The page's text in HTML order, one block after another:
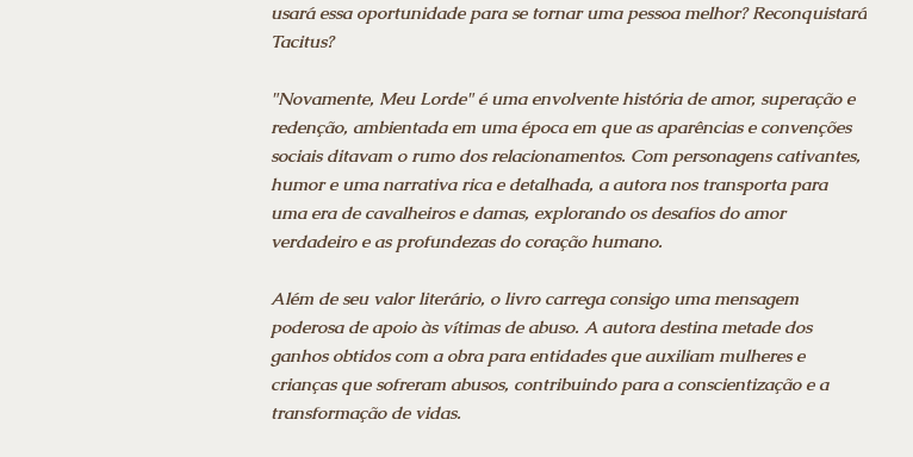
usará essa oportunidade para se tornar uma pessoa melhor? Reconquistará
Tacitus?
"Novamente, Meu Lorde" é uma envolvente história de amor, superação e
redenção, ambientada em uma época em que as aparências e convenções
sociais ditavam o rumo dos relacionamentos. Com personagens cativantes,
humor e uma narrativa rica e detalhada, a autora nos transporta para
uma era de cavalheiros e damas, explorando os desafios do amor
verdadeiro e as profundezas do coração humano.
Além de seu valor literário, o livro carrega consigo uma mensagem
poderosa de apoio às vítimas de abuso. A autora destina metade dos
ganhos obtidos com a obra para entidades que auxiliam mulheres e
crianças que sofreram abusos, contribuindo para a conscientização e a
transformação de vidas.